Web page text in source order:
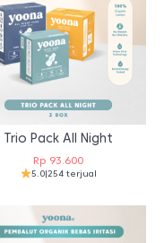
Trio Pack All Night
Rp 93.600
5.0|254 terjual